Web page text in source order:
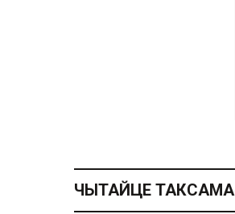
ЧЫТАЙЦЕ ТАКСАМА